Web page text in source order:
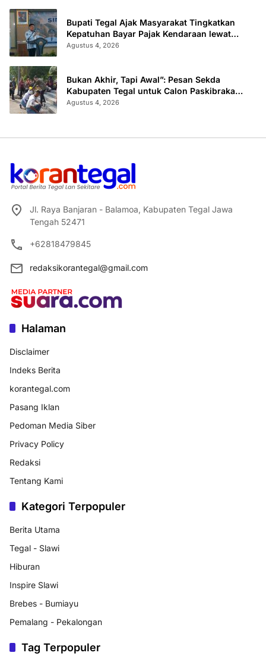
Bupati Tegal Ajak Masyarakat Tingkatkan
Kepatuhan Bayar Pajak Kendaraan lewat
“TULUS NGOPENI”
Agustus 4, 2026
Bukan Akhir, Tapi Awal”: Pesan Sekda
Kabupaten Tegal untuk Calon Paskibraka
2026
Agustus 4, 2026
Jl. Raya Banjaran - Balamoa, Kabupaten Tegal Jawa
Tengah 52471
+62818479845
redaksikorantegal@gmail.com
Halaman
Disclaimer
Indeks Berita
korantegal.com
Pasang Iklan
Pedoman Media Siber
Privacy Policy
Redaksi
Tentang Kami
Kategori Terpopuler
Berita Utama
Tegal - Slawi
Hiburan
Inspire Slawi
Brebes - Bumiayu
Pemalang - Pekalongan
Tag Terpopuler